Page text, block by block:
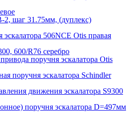
2, шаг 31.75мм, (дуплекс)
506NCE Otis правая
600/R76 серебро
поручня эскалатора Otis
поручня эскалатора Schindler
движения эскалатора S9300
поручня эскалатора D=497мм